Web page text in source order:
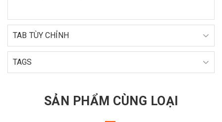
TAB TÙY CHỈNH
TAGS
SẢN PHẨM CÙNG LOẠI